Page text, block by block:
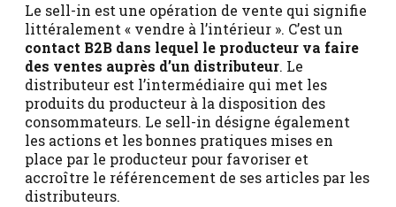
Le sell-in est une opération de vente qui signifie
littéralement « vendre à l’intérieur ». C’est un
contact B2B dans lequel le producteur va faire
des ventes auprès d’un distributeur. Le
distributeur est l’intermédiaire qui met les
produits du producteur à la disposition des
consommateurs. Le sell-in désigne également
les actions et les bonnes pratiques mises en
place par le producteur pour favoriser et
accroître le référencement de ses articles par les
distributeurs.